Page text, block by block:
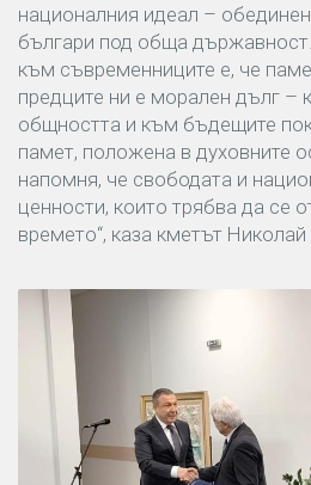
националния идеал –
българи под обща
към съвременниците е, че
предците ни е морален дълг –
общността и към бъдещите
памет, положена в духовните
напомня, че свободата и
ценности, които трябва да се
времето“, каза кметът